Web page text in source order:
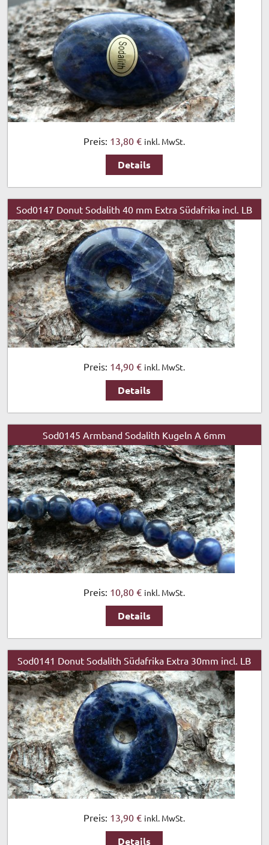
Preis: 13,80 € inkl. MwSt.
Details
Sod0147 Donut Sodalith 40 mm Extra Südafrika incl. LB
Preis: 14,90 € inkl. MwSt.
Details
Sod0145 Armband Sodalith Kugeln A 6mm
Preis: 10,80 € inkl. MwSt.
Details
Sod0141 Donut Sodalith Südafrika Extra 30mm incl. LB
Preis: 13,90 € inkl. MwSt.
Details